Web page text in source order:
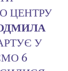
ЦЕНТРУ
У
6